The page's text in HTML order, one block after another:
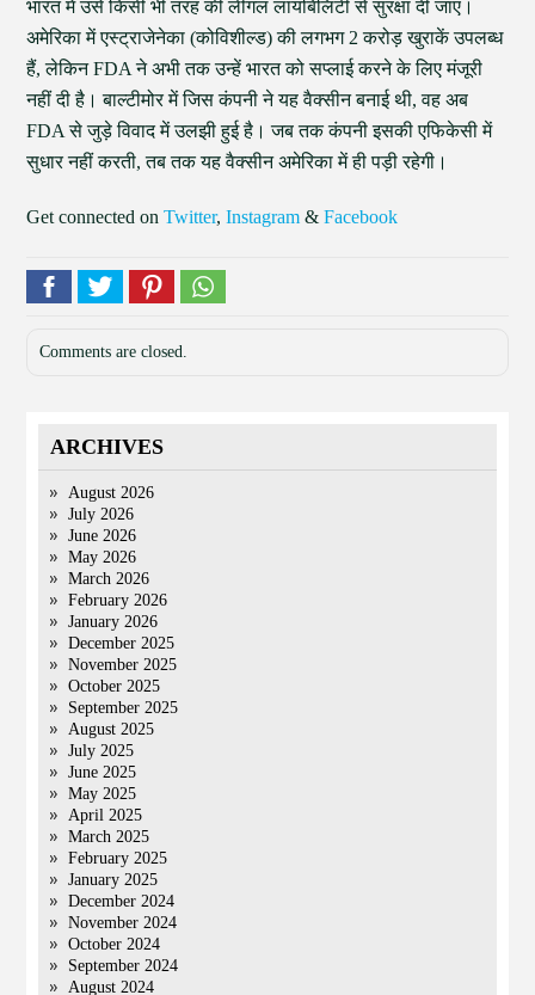
भारत में उसे किसी भी तरह की लीगल लायबिलिटी से सुरक्षा दी जाए।
अमेरिका में एस्ट्राजेनेका (कोविशील्ड) की लगभग 2 करोड़ खुराकें उपलब्ध
हैं, लेकिन FDA ने अभी तक उन्हें भारत को सप्लाई करने के लिए मंजूरी
नहीं दी है। बाल्टीमोर में जिस कंपनी ने यह वैक्सीन बनाई थी, वह अब
FDA से जुड़े विवाद में उलझी हुई है। जब तक कंपनी इसकी एफिकेसी में
सुधार नहीं करती, तब तक यह वैक्सीन अमेरिका में ही पड़ी रहेगी।
Get connected onTwitter,Instagram &Facebook
Comments are closed.
ARCHIVES
August 2026
July 2026
June 2026
May 2026
March 2026
February 2026
January 2026
December 2025
November 2025
October 2025
September 2025
August 2025
July 2025
June 2025
May 2025
April 2025
March 2025
February 2025
January 2025
December 2024
November 2024
October 2024
September 2024
August 2024